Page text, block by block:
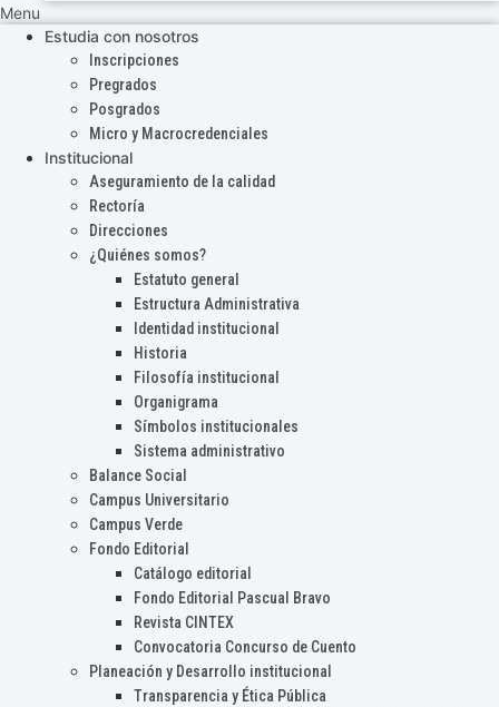
Menu
Estudia con nosotros
Inscripciones
Pregrados
Posgrados
Micro y Macrocredenciales
Institucional
Aseguramiento de la calidad
Rectoría
Direcciones
¿Quiénes somos?
Estatuto general
Estructura Administrativa
Identidad institucional
Historia
Filosofía institucional
Organigrama
Símbolos institucionales
Sistema administrativo
Balance Social
Campus Universitario
Campus Verde
Fondo Editorial
Catálogo editorial
Fondo Editorial Pascual Bravo
Revista CINTEX
Convocatoria Concurso de Cuento
Planeación y Desarrollo institucional
Transparencia y Ética Pública